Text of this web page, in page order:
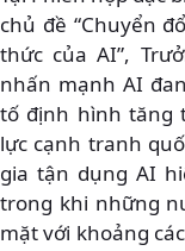
chủ đề “Chuyển
thức của AI”,
nhấn mạnh AI
tố định hình tăng
lực cạnh tranh
gia tận dụng AI
trong khi những
mặt với khoảng